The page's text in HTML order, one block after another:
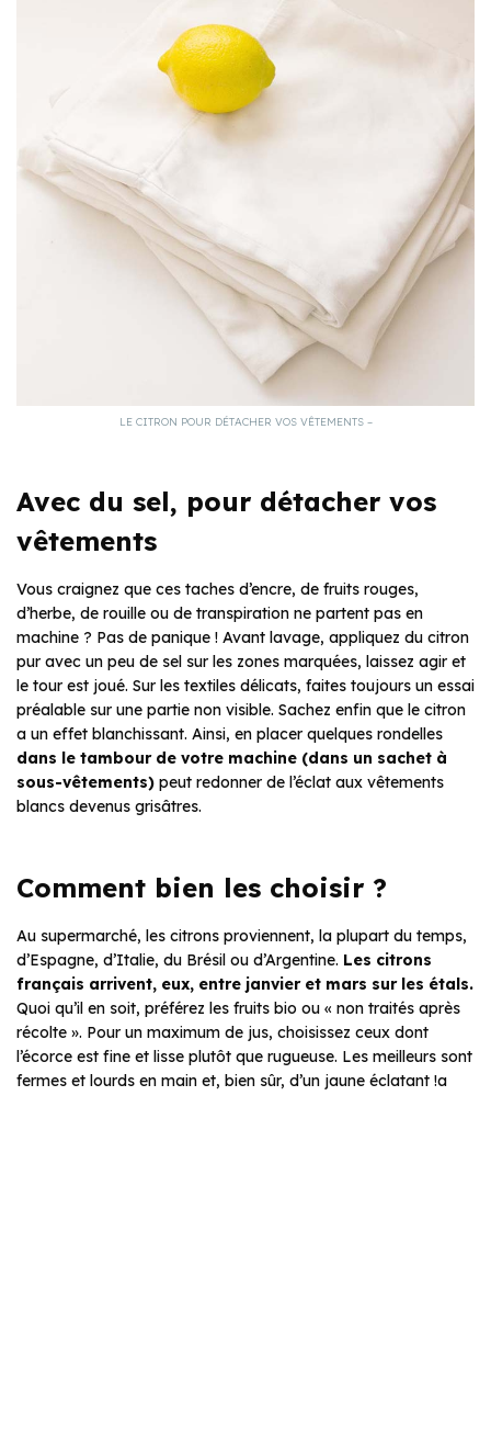
LE CITRON POUR DÉTACHER VOS VÊTEMENTS –
Avec du sel, pour détacher vos
vêtements
Vous craignez que ces taches d’encre, de fruits rouges,
d’herbe, de rouille ou de transpiration ne partent pas en
machine ? Pas de panique ! Avant lavage, appliquez du citron
pur avec un peu de sel sur les zones marquées, laissez agir et
le tour est joué. Sur les textiles délicats, faites toujours un essai
préalable sur une partie non visible. Sachez enfin que le citron
a un effet blanchissant. Ainsi, en placer quelques rondelles
dans le tambour de votre machine (dans un sachet à
sous-vêtements) peut redonner de l’éclat aux vêtements
blancs devenus grisâtres.
Comment bien les choisir ?
Au supermarché, les citrons proviennent, la plupart du temps,
d’Espagne, d’Italie, du Brésil ou d’Argentine. Les citrons
français arrivent, eux, entre janvier et mars sur les étals.
Quoi qu’il en soit, préférez les fruits bio ou « non traités après
récolte ». Pour un maximum de jus, choisissez ceux dont
l’écorce est fine et lisse plutôt que rugueuse. Les meilleurs sont
fermes et lourds en main et, bien sûr, d’un jaune éclatant !a